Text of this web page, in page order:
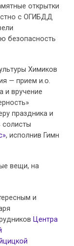
открытки
с ОГИБДД
безопасность
Химиков
— прием и.о.
и вручение
праздника и
солисты
, исполнив Гимн
вещи, на
и
Центра